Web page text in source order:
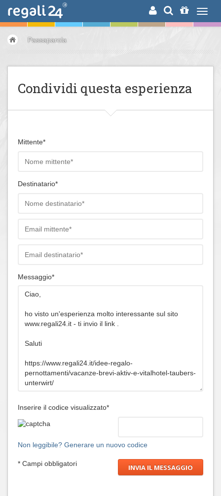
RICERCA
Passaparola
Condividi questa esperienza
Mittente*
Destinatario*
Messaggio*
Inserire il codice visualizzato*
Non leggibile? Generare un nuovo codice
* Campi obbligatori